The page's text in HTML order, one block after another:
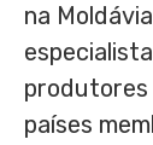
na
produtores
países